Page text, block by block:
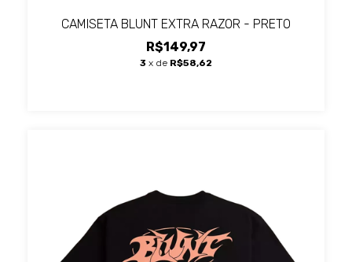
CAMISETA BLUNT EXTRA RAZOR - PRETO
R$149,97
3 x de R$58,62